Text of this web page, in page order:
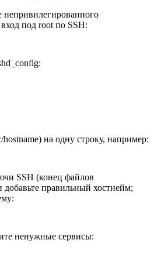
непривилегированного
вход под root по SSH:
на одну строку, например:
SSH (конец файлов
добавьте правильный хостнейм;
ненужные сервисы: